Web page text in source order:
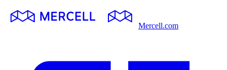
Mercell.com